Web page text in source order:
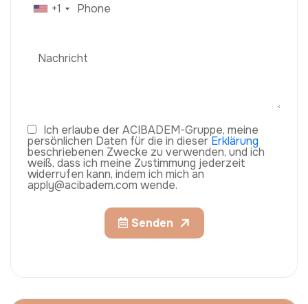
+1
Ich erlaube der ACIBADEM-Gruppe, meine
persönlichen Daten für die in dieserErklärung
beschriebenen Zwecke zu verwenden, und ich
weiß, dass ich meine Zustimmung jederzeit
widerrufen kann, indem ich mich an
apply@acibadem.com wende.
Senden